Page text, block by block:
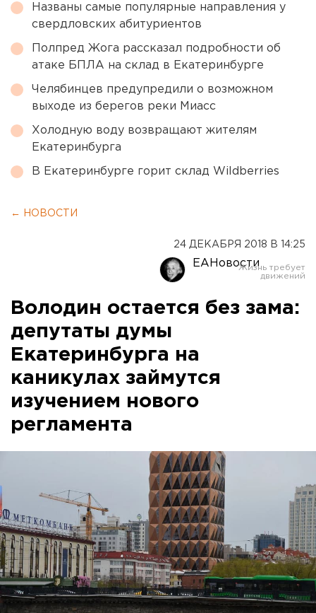
Названы самые популярные направления у
свердловских абитуриентов
Полпред Жога рассказал подробности об
атаке БПЛА на склад в Екатеринбурге
Челябинцев предупредили о возможном
выходе из берегов реки Миасс
Холодную воду возвращают жителям
Екатеринбурга
В Екатеринбурге горит склад Wildberries
← НОВОСТИ
24 ДЕКАБРЯ 2018 В 14:25
ЕАНовости
Володин остается без зама:
депутаты думы
Екатеринбурга на
каникулах займутся
изучением нового
регламента